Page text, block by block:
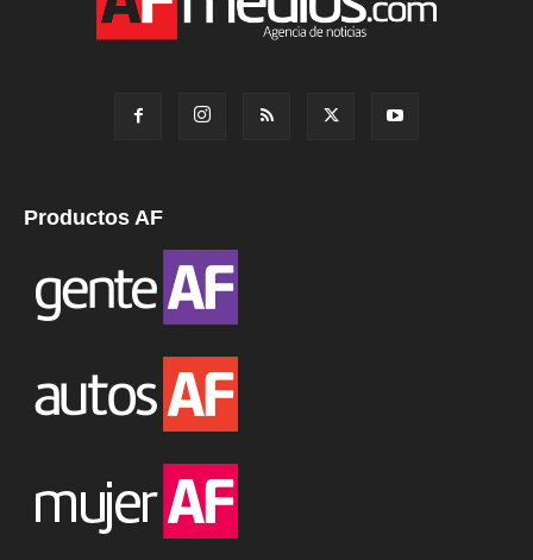
Productos AF